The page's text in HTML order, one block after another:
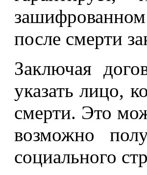
после смерти
Заключая
указать лицо,
смерти. Это
возможно
социального